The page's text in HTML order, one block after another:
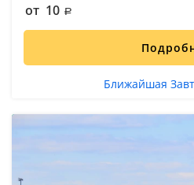
от 10
Ближайшая